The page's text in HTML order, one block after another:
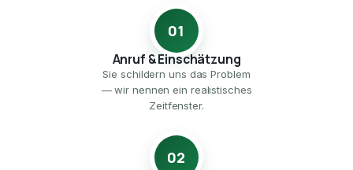
01
Anruf & Einschätzung
Sie schildern uns das Problem
— wir nennen ein realistisches
Zeitfenster.
02